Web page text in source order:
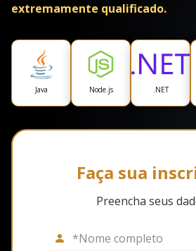
extremamente qualificado.
Java Node.js .NET
Faça sua
Preencha seus